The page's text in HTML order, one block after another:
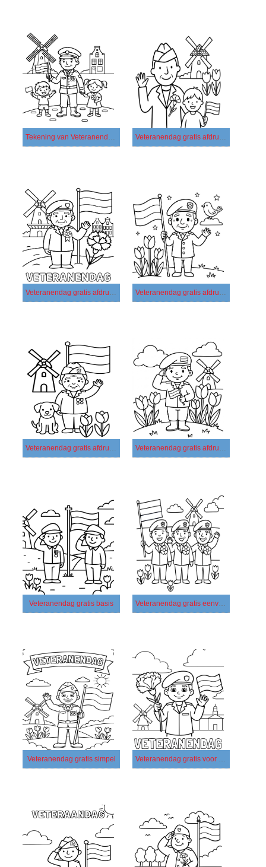
Tekening van Veteranendag afdrukbaar Veteranendag gratis afdrukbaar basis
Veteranendag gratis afdrukbaar eenvoudig Veteranendag gratis afdrukbaar simpel
Veteranendag gratis afdrukbaar voor kinderen Veteranendag gratis afdrukbaar
Veteranendag gratis basis Veteranendag gratis eenvoudig
Veteranendag gratis simpel Veteranendag gratis voor kinderen